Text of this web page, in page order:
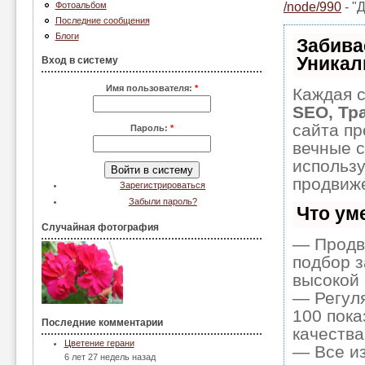
Фотоальбом
Последние сообщения
Блоги
Вход в систему
Имя пользователя: *
Пароль: *
Зарегистрироваться
Забыли пароль?
Случайная фотография
Последние комментарии
Цветение герани
6 лет 27 недель назад
/node/990 -
Каждая
SEO,
сайта
вечные
Что
—
подбор
высокой
—
100
— Все